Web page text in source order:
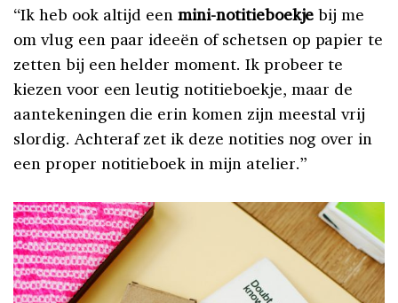
“Ik heb ook altijd eenmini-notitieboekje bij me
om vlug een paar ideeën of schetsen op papier te
zetten bij een helder moment. Ik probeer te
kiezen voor een leutig notitieboekje, maar de
aantekeningen die erin komen zijn meestal vrij
slordig. Achteraf zet ik deze notities nog over in
een proper notitieboek in mijn atelier.”